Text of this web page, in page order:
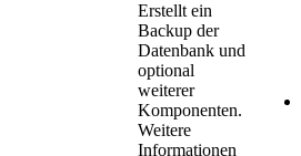
Erstellt ein
Backup der
Datenbank und
optional
weiterer
Komponenten.
Weitere
Informationen